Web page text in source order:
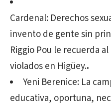
Cardenal: Derechos
invento de gente sin
Riggio Pou le recuerda al
violados en Higüey..
Yeni Berenice: La
educativa, oportuna,